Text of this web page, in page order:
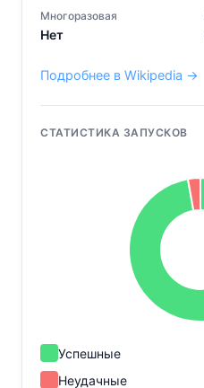
Многоразовая
Нет
Подробнее в Wikipedia →
СТАТИСТИКА ЗАПУСКОВ
Успешные
Неудачные